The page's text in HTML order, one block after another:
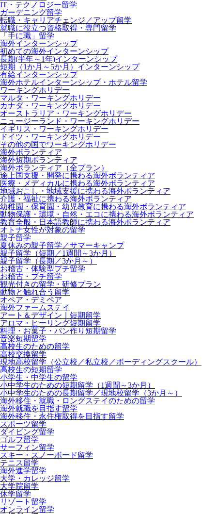
IT・テクノロジー留学
ガーデニング留学
転職・キャリアチェンジ／アップ留学
就職に役立つ資格取得・専門留学
「手に職」留学
海外インターンシップ
初めての海外インターンシップ
長期(半年～1年)インターンシップ
短期（1か月～5か月）インターンシップ
有給インターンシップ
海外ホテルインターンシップ・ホテル留学
ワーキングホリデー
マルタ・ワーキングホリデー
カナダ・ワーキングホリデー
オーストラリア・ワーキングホリデー
ニュージーランド・ワーキングホリデー
イギリス・ワーキングホリデー
ドイツ・ワーキングホリデー
その他の国でワーキングホリデー
海外ボランティア
海外短期ボランティア
海外ボランティア（全プラン）
途上国支援・開発に携わる海外ボランティア
医療・メディカルに携わる海外ボランティア
地域おこし・地域支援に携わる海外ボランティア
介護・福祉に携わる海外ボランティア
幼稚園・保育園・幼児教育に携わる海外ボランティア
動物保護・環境・自然・エコに携わる海外ボランティア
教育全般・日本語教師に携わる海外ボランティア
オトナ女性が対象の留学
親子留学
夏休みの親子留学／サマーキャンプ
親子留学（短期／1週間～3か月）
親子留学（長期／3か月～）
お稽古・体験型プチ留学
お稽古・プチ留学
観光付きの留学・研修プラン
動物と触れ合う留学
オペア・デミペア
海外ファームステイ
アート＆デザイン｜短期留学
アロマ・ヒーリング短期留学
料理・お菓子・パン作り短期留学
音楽短期留学
高校生のための留学
高校交換留学
現地高校留学（公立校／私立校／ボーディングスクール）
高校生の短期留学
小学生・中学生の留学
小中学生のための短期留学（1週間～3か月）
小中学生のための長期留学／現地校留学（3か月～）
海外移住・就職・ロングステイのための留学
海外就職を目指す留学
海外移住・永住権取得を目指す留学
スポーツ留学
ダイビング留学
ゴルフ留学
サーフィン留学
スキー・スノーボード留学
テニス留学
海外進学留学
大学・カレッジ留学
大学院留学
休学留学
リゾート留学
オンライン留学